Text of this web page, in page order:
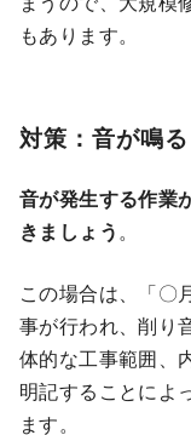
もあります。
対策：音が鳴
音が発生する作業
きましょう。
この場合は、「〇
事が行われ、削り
体的な工事範囲、
明記することによ
ます。